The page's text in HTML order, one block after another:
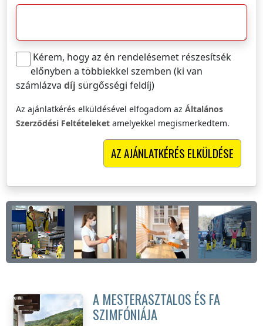
Kérem, hogy az én rendelésemet részesítsék
előnyben a többiekkel szemben (ki van
számlázva díj sürgősségi feldíj)
Az ajánlatkérés elküldésével elfogadom az Általános
Szerződési Feltételeket amelyekkel megismerkedtem.
A MESTERASZTALOS ÉS FA
SZIMFÓNIÁJA